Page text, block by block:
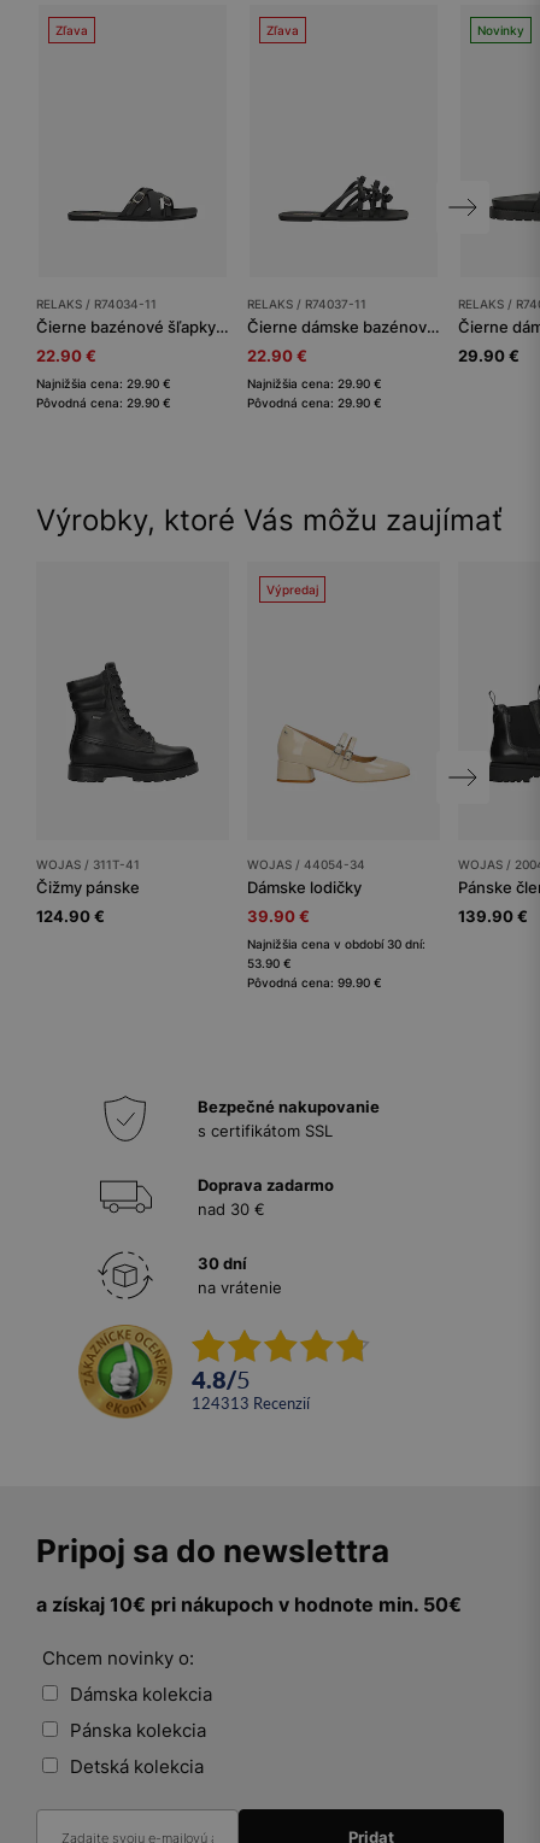
Zľava
RELAKS / R74034-11
Čierne bazénové šľapky RELAKS
22.90 €
Najnižšia cena: 29.90 €
Pôvodná cena: 29.90 €
Zľava
RELAKS / R74037-11
Čierne dámske bazénové šľapky RELAKS s mašličkami
22.90 €
Najnižšia cena: 29.90 €
Pôvodná cena: 29.90 €
Novinky
RELAKS /
29.90 €
Výrobky, ktoré Vás môžu zaujímať
WOJAS / 311T-41
Čižmy pánske
124.90 €
Výpredaj
WOJAS / 44054-34
Dámske lodičky
39.90 €
Najnižšia cena v období 30 dní:
53.90 €
Pôvodná cena: 99.90 €
WOJAS /
Pánske
139.90 €
Bezpečné nakupovanie
s certifikátom SSL
Doprava zadarmo
nad 30 €
30 dní
na vrátenie
4.8/5
124313 recenzií
Pripoj sa do newslettra
a získaj 10€ pri nákupoch v hodnote min. 50€
Chcem novinky o:
Dámska kolekcia
Pánska kolekcia
Detská kolekcia